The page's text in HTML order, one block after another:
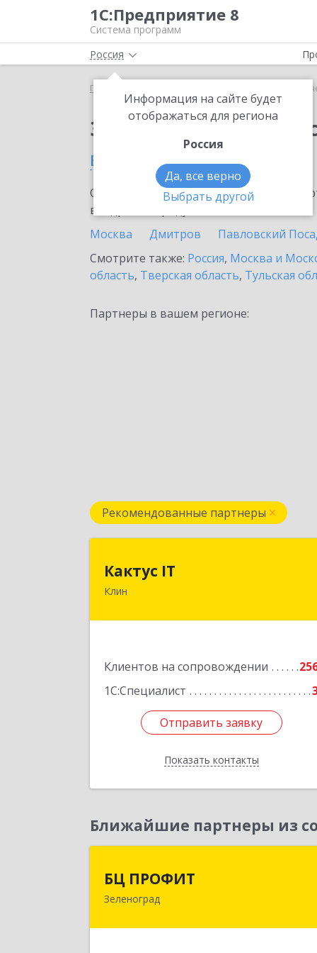
1С:Предприятие 8
Система программ
Россия
Информация на сайте будет
отображаться для региона
Россия
Да, все верно
Выбрать другой
Главная 1С-
Заказать 1С-
в Клину
Ознакомьтесь с информационными
внедрение продукта.
Москва
Дмитров Павловский
Смотрите также: Россия, Москва и
область, Тверская область, Тульская
Партнеры в вашем регионе:
Рекомендованные партнеры
Кактус IT
Клин
Клиентов на сопровождении
1С:Специалист
Отправить заявку
Показать контакты
Отправить заявку
Назад
Ближайшие партнеры из
БЦ ПРОФИТ
Зеленоград124482, Москва г, Зеленоград г,